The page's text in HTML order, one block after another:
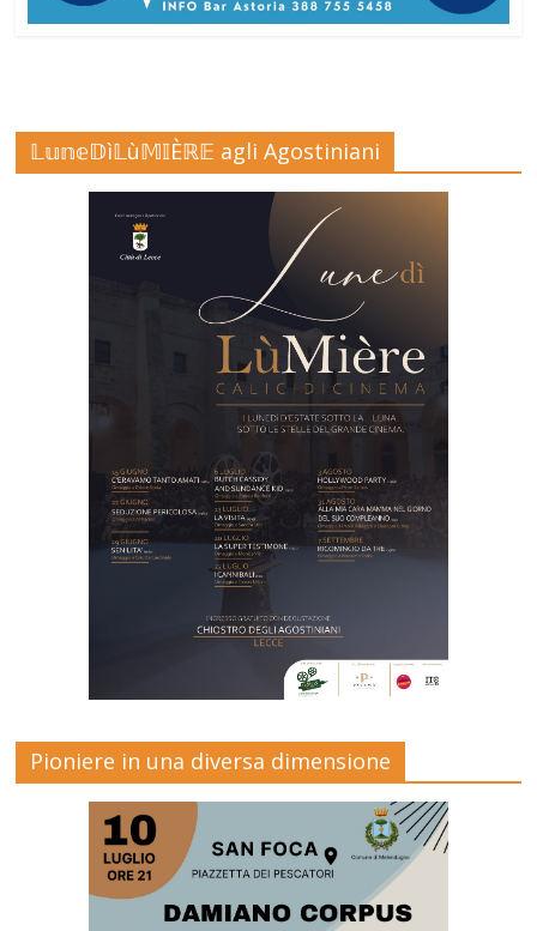
𝕃𝕦𝕟𝕖𝔻ì𝕃ù𝕄𝕀Èℝ𝔼 agli Agostiniani
Pioniere in una diversa dimensione